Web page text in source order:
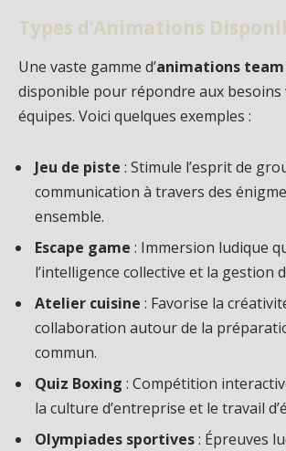
Types d’Animations
Une vaste gamme d’animations
disponible pour répondre aux besoins
équipes. Voici quelques exemples :
Jeu de piste : Stimule l’esprit de
communication à travers des
ensemble.
Escape game : Immersion ludique
l’intelligence collective et la gestion
Atelier cuisine : Favorise la
collaboration autour de la
commun.
Quiz Boxing : Compétition
la culture d’entreprise et le travail
Olympiades sportives: Épreuves